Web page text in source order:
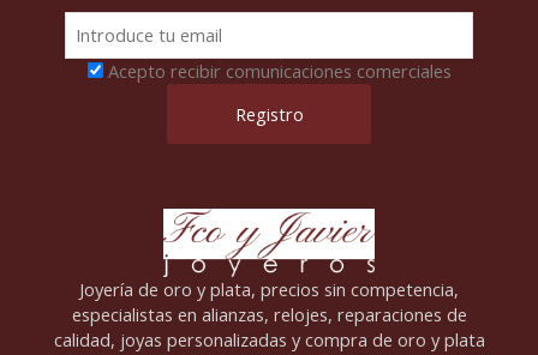
Acepto recibir comunicaciones comerciales
Joyería de oro y plata, precios sin competencia,
especialistas en alianzas, relojes, reparaciones de
calidad, joyas personalizadas y compra de oro y plata